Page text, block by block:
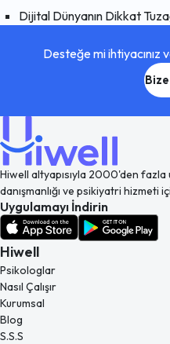
Desteğe mi ihtiyacınız
Hiwell altyapısıyla 2000'den
danışmanlığı ve psikiyatri hizmeti
Uygulamayı İndirin
Hiwell
Psikologlar
Nasıl Çalışır
Kurumsal
Blog
S.S.S